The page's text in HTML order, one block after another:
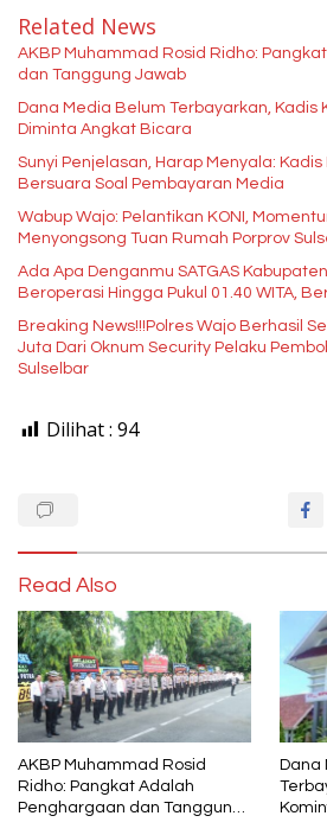
Related News
AKBP Muhammad Rosid Ridho:
dan Tanggung Jawab
Dana Media Belum Terbayarkan, Kadis
Diminta Angkat Bicara
Sunyi Penjelasan, Harap Menyala:
Bersuara Soal Pembayaran Media
Wabup Wajo: Pelantikan KONI,
Menyongsong Tuan Rumah Porprov
Ada Apa Denganmu SATGAS
Beroperasi Hingga Pukul 01.40 WITA,
Breaking News!!!Polres Wajo Berhasil
Juta Dari Oknum Security Pelaku
Sulselbar
Dilihat : 94
Read Also
AKBP Muhammad Rosid
Ridho: Pangkat Adalah
Penghargaan dan Tanggung
Dana